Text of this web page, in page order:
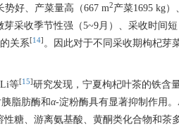
好、产菜量高（667 m2产菜1695 kg
芽采收季节性强（5~9月）、采收时间短
关系[14] 。因此对于不同采收期枸杞芽
等[15]研究发现，宁夏枸杞叶茶的铁含
脂肪酶和α-淀粉酶具有显著抑制作用
性糖、游离氨基酸、黄酮类化合物和茶